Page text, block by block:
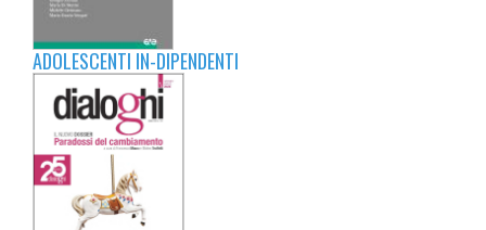
ADOLESCENTI IN-DIPENDENTI